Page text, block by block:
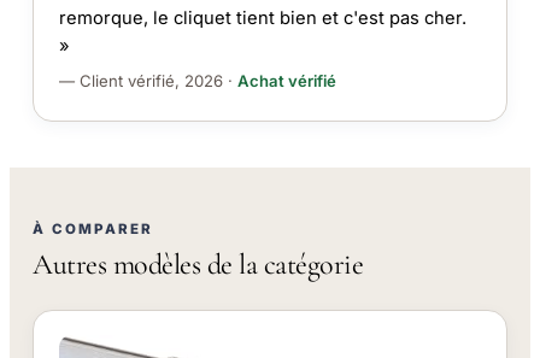
remorque, le cliquet tient bien et c'est pas cher.
»
— Client vérifié, 2026 · Achat vérifié
À COMPARER
Autres modèles de la catégorie